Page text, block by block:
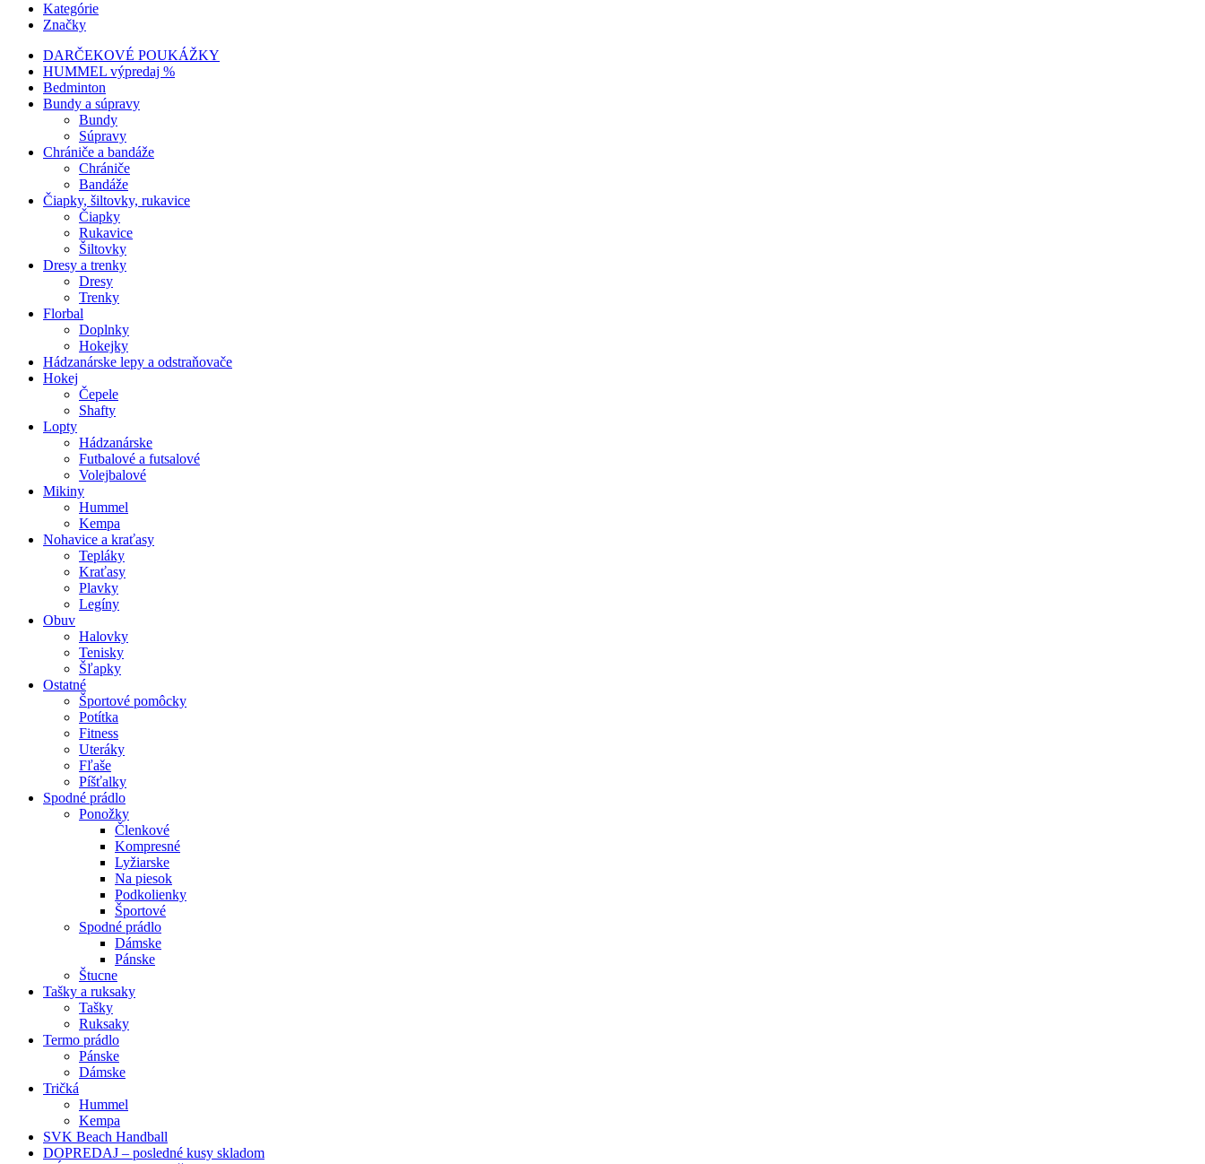
Kategórie
Značky
DARČEKOVÉ POUKÁŽKY
HUMMEL výpredaj %
Bedminton
Bundy a súpravy
Bundy
Súpravy
Chrániče a bandáže
Chrániče
Bandáže
Čiapky, šiltovky, rukavice
Čiapky
Rukavice
Šiltovky
Dresy a trenky
Dresy
Trenky
Florbal
Doplnky
Hokejky
Hádzanárske lepy a odstraňovače
Hokej
Čepele
Shafty
Lopty
Hádzanárske
Futbalové a futsalové
Volejbalové
Mikiny
Hummel
Kempa
Nohavice a kraťasy
Tepláky
Kraťasy
Plavky
Legíny
Obuv
Halovky
Tenisky
Šľapky
Ostatné
Športové pomôcky
Potítka
Fitness
Uteráky
Fľaše
Píšťalky
Spodné prádlo
Ponožky
Členkové
Kompresné
Lyžiarske
Na piesok
Podkolienky
Športové
Spodné prádlo
Dámske
Pánske
Štucne
Tašky a ruksaky
Tašky
Ruksaky
Termo prádlo
Pánske
Dámske
Tričká
Hummel
Kempa
SVK Beach Handball
DOPREDAJ – posledné kusy skladom